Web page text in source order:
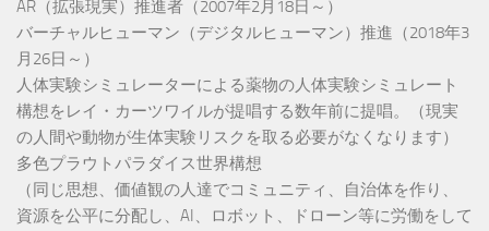
AR（拡張現実）推進者（2007年2月18日～）
バーチャルヒューマン（デジタルヒューマン）推進（2018年3
月26日～）
人体実験シミュレーターによる薬物の人体実験シミュレート
構想をレイ・カーツワイルが提唱する数年前に提唱。（現実
の人間や動物が生体実験リスクを取る必要がなくなります）
多色プラウトパラダイス世界構想
（同じ思想、価値観の人達でコミュニティ、自治体を作り、
資源を公平に分配し、AI、ロボット、ドローン等に労働をして